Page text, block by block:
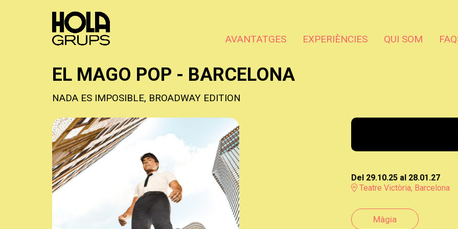
AVANTATGES EXPERIÈNCIES QUI SOM
EL MAGO POP - BARCELONA
NADA ES IMPOSIBLE, BROADWAY EDITION
Del 29.10.25 al 28.01.27
Teatre Victòria, Barcelona
Màgia